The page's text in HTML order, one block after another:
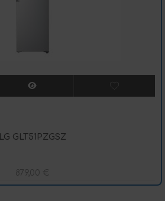
LG GLT51PZGSZ
879,00 €